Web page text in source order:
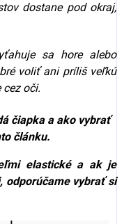
dostane pod okraj,
sa hore alebo
voliť ani príliš veľkú
oči.
čiapka a ako vybrať
článku.
elastické a ak je
odporúčame vybrať si